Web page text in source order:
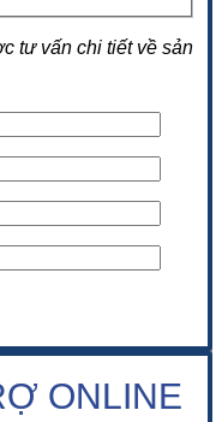
tư vấn chi tiết về sản
ONLINE